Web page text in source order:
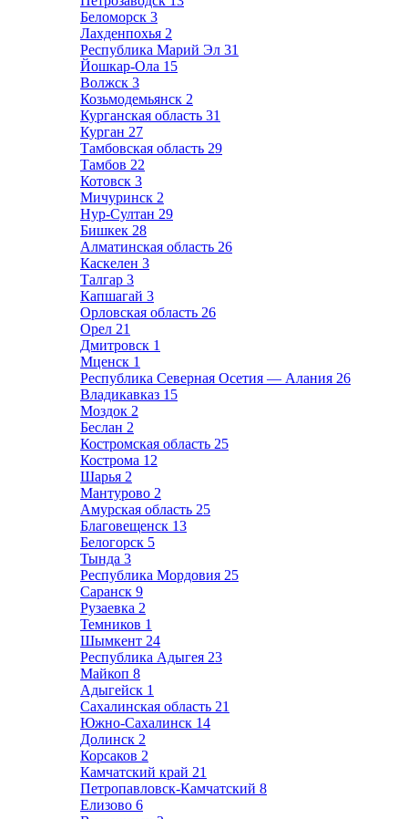
Беломорск 3
Лахденпохья 2
Республика Марий Эл 31
Йошкар-Ола 15
Волжск 3
Козьмодемьянск 2
Курганская область 31
Курган 27
Тамбовская область 29
Тамбов 22
Котовск 3
Мичуринск 2
Нур-Султан 29
Бишкек 28
Алматинская область 26
Каскелен 3
Талгар 3
Капшагай 3
Орловская область 26
Орел 21
Дмитровск 1
Мценск 1
Республика Северная Осетия — Алания 26
Владикавказ 15
Моздок 2
Беслан 2
Костромская область 25
Кострома 12
Шарья 2
Мантурово 2
Амурская область 25
Благовещенск 13
Белогорск 5
Тында 3
Республика Мордовия 25
Саранск 9
Рузаевка 2
Темников 1
Шымкент 24
Республика Адыгея 23
Майкоп 8
Адыгейск 1
Сахалинская область 21
Южно-Сахалинск 14
Долинск 2
Корсаков 2
Камчатский край 21
Петропавловск-Камчатский 8
Елизово 6